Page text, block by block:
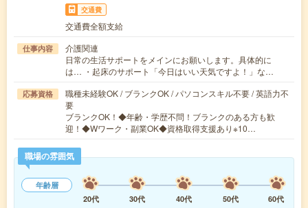
交通費
交通費全額支給
仕事内容
介護関連
日常の生活サポートをメインにお願いします。具体的に
は… ・起床のサポート「今日はいい天気ですよ！」な…
応募資格
職種未経験OK / ブランクOK / パソコンスキル不要 / 英語力不
要
ブランクOK！◆年齢・学歴不問！ブランクのある方も歓
迎！◆Wワーク・副業OK◆資格取得支援あり※10…
職場の雰囲気
年齢層
20代
30代 40代 50代
60代